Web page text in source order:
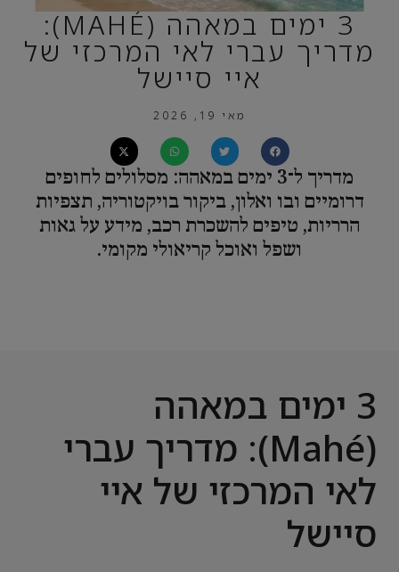
3 ימים במאהה (MAHÉ):
מדריך עברי לאי המרכזי של
איי סיישל
מאי 19, 2026
מדריך ל־3 ימים במאהה: מסלולים לחופים
דרומיים ובו ואלון, ביקור בויקטוריה, תצפיות
הרריות, טיפים להשכרת רכב, מידע על גאות
ושפל ואוכל קריאולי מקומי.
3 ימים במאהה
(Mahé): מדריך עברי
לאי המרכזי של איי
סיישל